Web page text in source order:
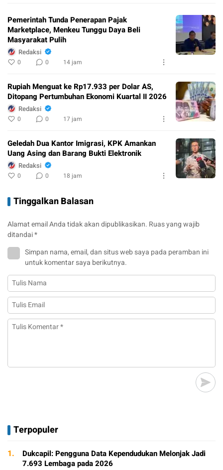
Pemerintah Tunda Penerapan Pajak
Marketplace, Menkeu Tunggu Daya Beli
Masyarakat Pulih
Redaksi
0 0 14 jam
Rupiah Menguat ke Rp17.933 per Dolar AS,
Ditopang Pertumbuhan Ekonomi Kuartal II 2026
Redaksi
0 0 17 jam
Geledah Dua Kantor Imigrasi, KPK Amankan
Uang Asing dan Barang Bukti Elektronik
Redaksi
0 0 18 jam
Tinggalkan Balasan
Alamat email Anda tidak akan dipublikasikan. Ruas yang wajib
ditandai*
Simpan nama, email, dan situs web saya pada peramban ini
untuk komentar saya berikutnya.
Terpopuler
1.
Dukcapil: Pengguna Data Kependudukan Melonjak Jadi
7.693 Lembaga pada 2026